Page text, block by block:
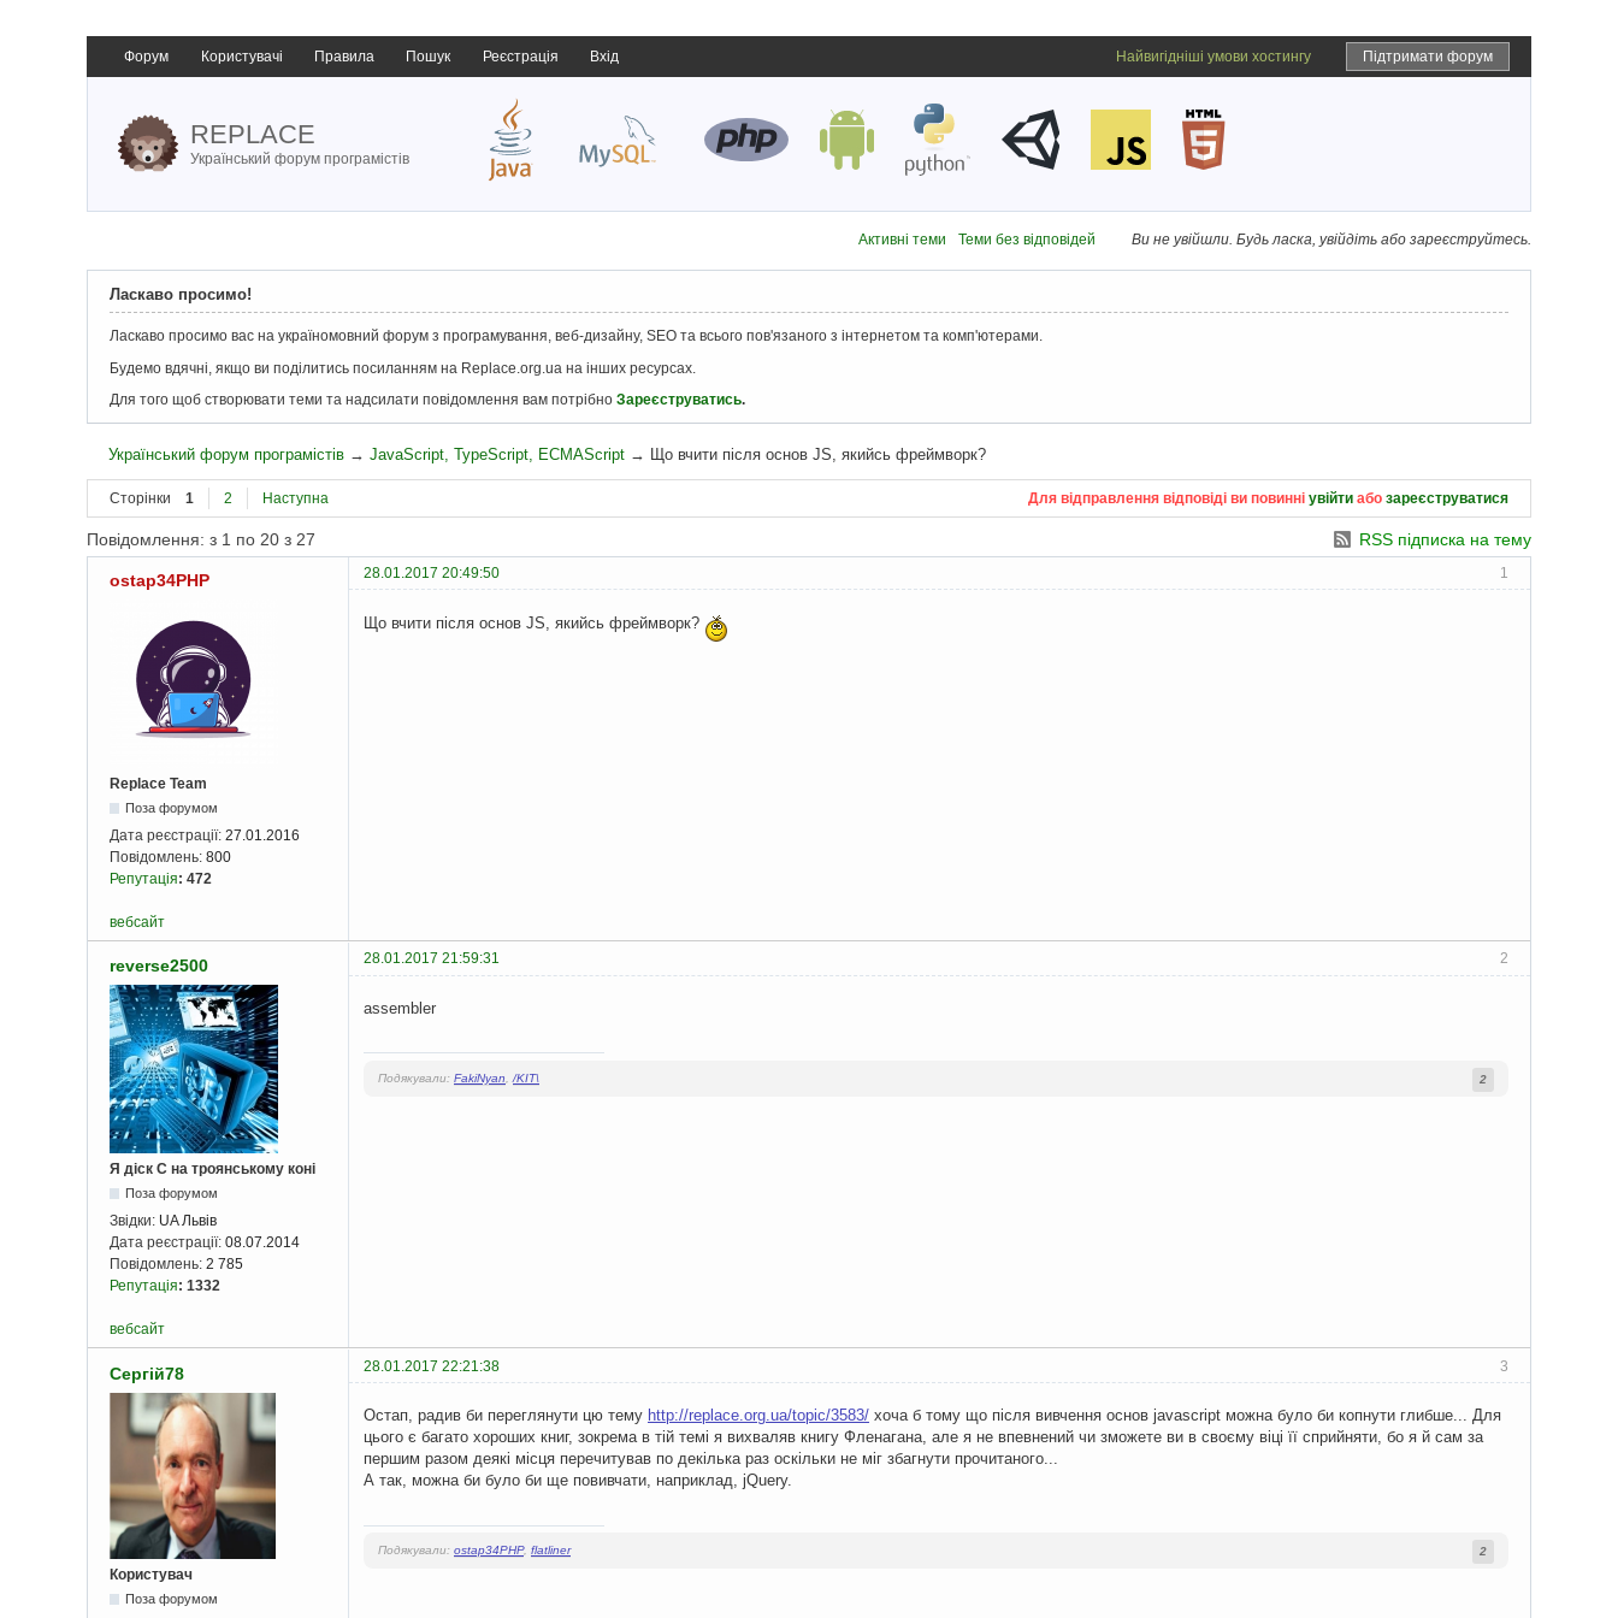
Форум Користувачі Правила Пошук Реєстрація Вхід Підтримати форум
Найвигідніші умови хостингу
REPLACE
Український форум програмістів
Ви не увійшли. Будь ласка, увійдіть або зареєструйтесь.
Активні теми Теми без відповідей
Ласкаво просимо!
Ласкаво просимо вас на україномовний форум з програмування, веб-дизайну, SEO та всього пов'язаного з інтернетом та комп'ютерами.
Будемо вдячні, якщо ви поділитись посиланням на Replace.org.ua на інших ресурсах.
Для того щоб створювати теми та надсилати повідомлення вам потрібно Зареєструватись.
Український форум програмістів →JavaScript, TypeScript, ECMAScript → Що вчити після основ JS, якийсь фреймворк?
Сторінки 1 2 Наступна Для відправлення відповіді ви повинні увійти або зареєструватися
RSS підписка на тему
Повідомлення: з 1 по 20 з 27
1
ostap34PHP 28.01.2017 20:49:50
Replace Team
Поза форумом
Дата реєстрації: 27.01.2016
Повідомлень: 800
Репутація: 472
Що вчити після основ JS, якийсь фреймворк?
вебсайт
2
reverse2500 28.01.2017 21:59:31
Я діск С на троянському коні
Поза форумом
Звідки: UA Львів
Дата реєстрації: 08.07.2014
Повідомлень: 2 785
Репутація: 1332
assembler
Подякували: FakiNyan /KIT\ 2
вебсайт
3
Сергій78 28.01.2017 22:21:38
Користувач
Поза форумом
Остап, радив би переглянути цю тему http://replace.org.ua/topic/3583/ хоча б тому що після вивчення основ javascript можна було би копнути глибше... Для
цього є багато хороших книг, зокрема в тій темі я вихваляв книгу Фленагана, але я не впевнений чи зможете ви в своєму віці її сприйняти, бо я й сам за
першим разом деякі місця перечитував по декілька раз оскільки не міг збагнути прочитаного...
А так, можна би було би ще повивчати, наприклад, jQuery.
Подякували: ostap34PHP, flatliner 2